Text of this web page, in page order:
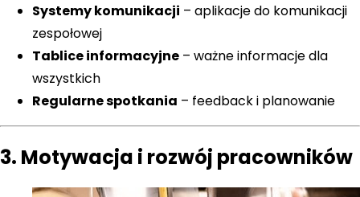
Systemy komunikacji – aplikacje do komunikacji
zespołowej
Tablice informacyjne – ważne informacje dla
wszystkich
Regularne spotkania – feedback i planowanie
3. Motywacja i rozwój pracowników